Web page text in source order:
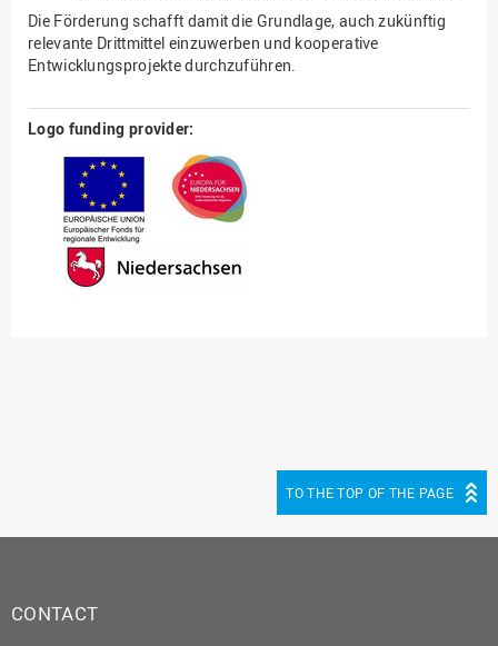
Die Förderung schafft damit die Grundlage, auch zukünftig
relevante Drittmittel einzuwerben und kooperative
Entwicklungsprojekte durchzuführen.
Logo funding provider:
TO THE TOP OF THE PAGE
CONTACT